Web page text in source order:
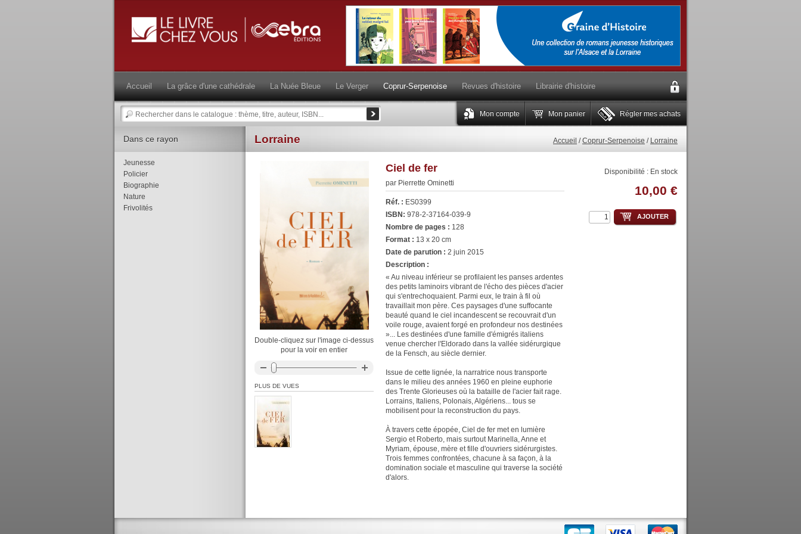
Accueil La grâce d'une cathédrale La Nuée Bleue Le Verger Coprur-Serpenoise Revues d'histoire Librairie d'histoire
Mon compte Mon panier Régler mes achats
Accueil /Coprur-Serpenoise / Lorraine
Lorraine
Disponibilité : En stock
10,00 €
AJOUTER
Ciel de fer
par Pierrette Ominetti
Réf. : ES0399
ISBN: 978-2-37164-039-9
Nombre de pages : 128
Format : 13 x 20 cm
Date de parution : 2 juin 2015
Description :
« Au niveau inférieur se profilaient les panses ardentes
des petits laminoirs vibrant de l'écho des pièces d'acier
qui s'entrechoquaient. Parmi eux, le train à fil où
travaillait mon père. Ces paysages d'une suffocante
beauté quand le ciel incandescent se recouvrait d'un
voile rouge, avaient forgé en profondeur nos destinées
»... Les destinées d'une famille d'émigrés italiens
venue chercher l'Eldorado dans la vallée sidérurgique
de la Fensch, au siècle dernier.
Issue de cette lignée, la narratrice nous transporte
dans le milieu des années 1960 en pleine euphorie
des Trente Glorieuses où la bataille de l'acier fait rage.
Lorrains, Italiens, Polonais, Algériens... tous se
mobilisent pour la reconstruction du pays.
À travers cette épopée, Ciel de fer met en lumière
Sergio et Roberto, mais surtout Marinella, Anne et
Myriam, épouse, mère et fille d'ouvriers sidérurgistes.
Trois femmes confrontées, chacune à sa façon, à la
domination sociale et masculine qui traverse la société
d'alors.
Double-cliquez sur l'image ci-dessus
pour la voir en entier
PLUS DE VUES
Dans ce rayon
Jeunesse
Policier
Biographie
Nature
Frivolités